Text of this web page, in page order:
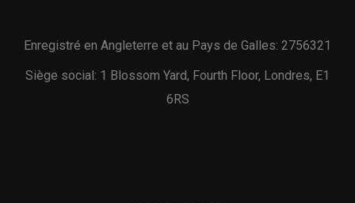
Enregistré en Angleterre et au Pays de Galles: 2756321
Siège social: 1 Blossom Yard, Fourth Floor, Londres, E1
6RS